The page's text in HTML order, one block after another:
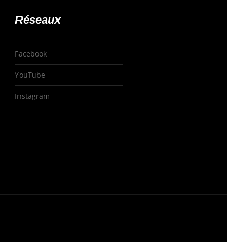
Réseaux
Facebook
YouTube
Instagram